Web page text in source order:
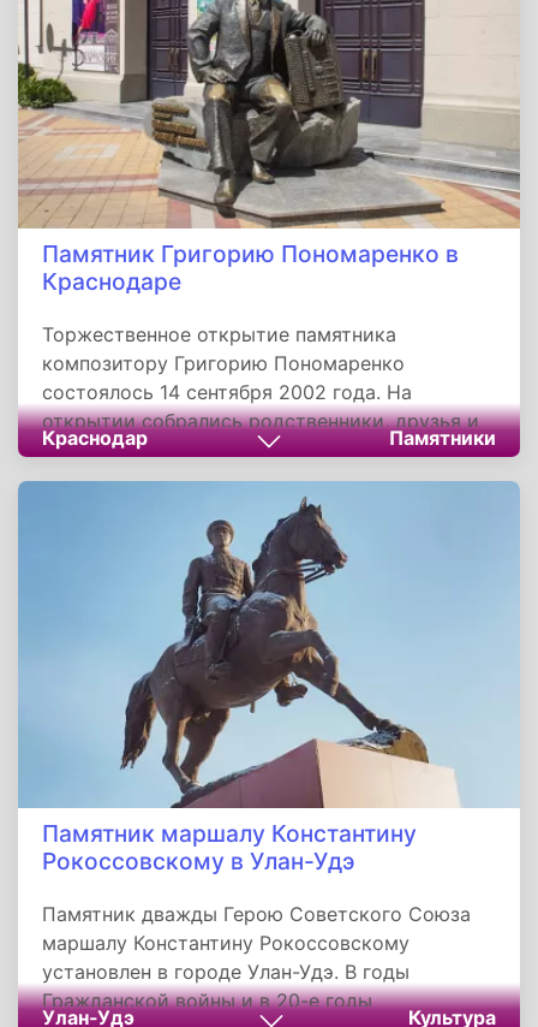
регионального значения. Автором монумента
стал главный архитектор города Борис
Камаев.
Памятник Григорию Пономаренко в
Краснодаре
Торжественное открытие памятника
композитору Григорию Пономаренко
состоялось 14 сентября 2002 года. На
открытии собрались родственники, друзья и
множество поклонников таланта и творчества
Григория Пономаренко. Памятник открывался
лучшими исполнительницами песен
православного композитора - Людмилой
Зыкиной и Вероникой Журавлевой. Кубанский
казачий хор был готов бесконечно в этот
день петь любимые произведения
композитора.
Краснодар Памятники
Памятник маршалу Константину
Рокоссовскому в Улан-Удэ
Памятник дважды Герою Советского Союза
маршалу Константину Рокоссовскому
установлен в городе Улан-Удэ. В годы
Гражданской войны и в 20-е годы
Улан-Удэ Культура